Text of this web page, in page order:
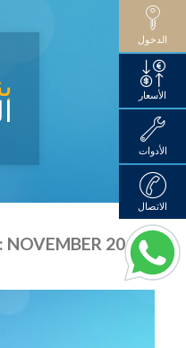
NOVEMBER 2014
الدخول
الأسعار
الأدوات
الاتصال